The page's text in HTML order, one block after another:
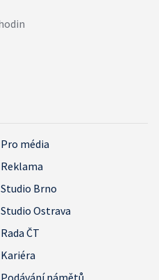
Pro média
Reklama
Studio Brno
Studio Ostrava
Rada ČT
Kariéra